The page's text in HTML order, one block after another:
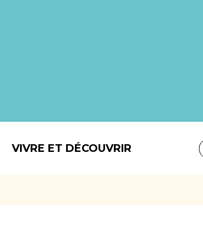
VIVRE ET DÉCOUVRIR